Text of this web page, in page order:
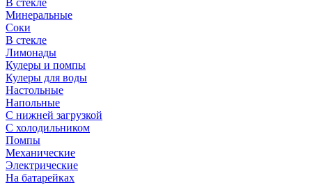
В стекле
Минеральные
Соки
В стекле
Лимонады
Кулеры и помпы
Кулеры для воды
Настольные
Напольные
С нижней загрузкой
С холодильником
Помпы
Механические
Электрические
На батарейках